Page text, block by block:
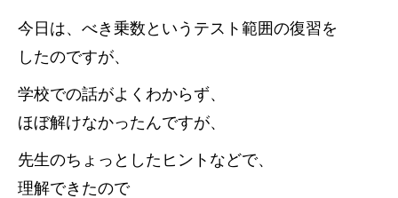
今日は、べき乗数というテスト範囲の復習を
したのですが、
学校での話がよくわからず、
ほぼ解けなかったんですが、
先生のちょっとしたヒントなどで、
理解できたので